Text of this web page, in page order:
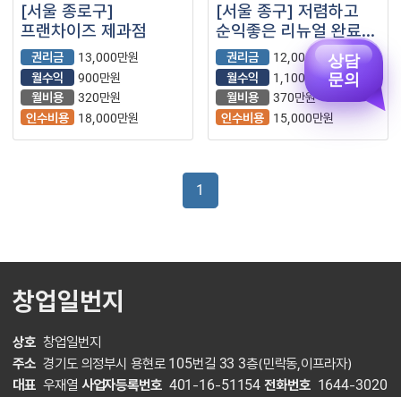
[서울 종로구]
프랜차이즈 제과점
권리금
13,000만원
월수익
900만원
월비용
320만원
인수비용
18,000만원
[서울 종구] 저렴하고
순익좋은 리뉴얼 완료된
파리바게트
권리금
12,000만원
월수익
1,100만원
월비용
370만원
인수비용
15,000만원
1
창업일번지
상호 창업일번지
주소 경기도 의정부시 용현로 105번길 33 3층(민락동,이프라자)
대표 우재열 사업자등록번호 401-16-51154 전화번호 1644-3020
상담
문의